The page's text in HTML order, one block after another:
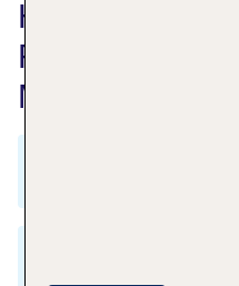
Häufig
Flüge von
Malaga